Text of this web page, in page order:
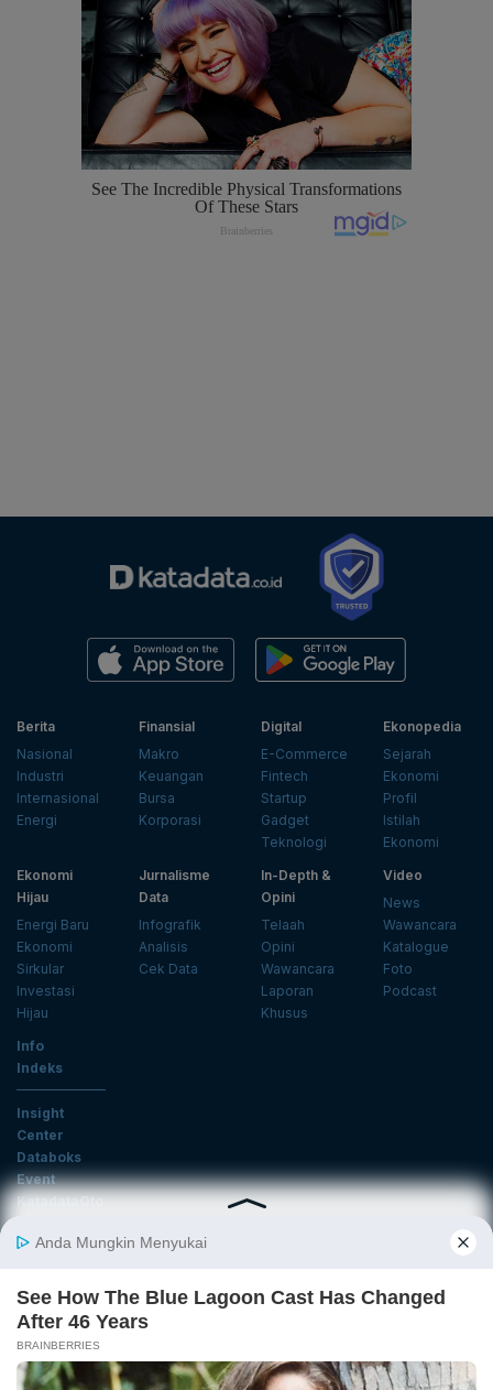
Berita
Nasional
Industri
Internasional
Energi
Finansial
Makro
Keuangan
Bursa
Korporasi
Digital
E-Commerce
Fintech
Startup
Gadget
Teknologi
Ekonopedia
Sejarah
Ekonomi
Profil
Istilah
Ekonomi
Ekonomi
Hijau
Energi Baru
Ekonomi
Sirkular
Investasi
Hijau
Jurnalisme
Data
Infografik
Analisis
Cek Data
In-Depth &
Opini
Telaah
Opini
Wawancara
Laporan
Khusus
Video
News
Wawancara
Katalogue
Foto
Podcast
Info
Indeks
Insight
Center
Databoks
Event
KatadataOto
Email
Daftar